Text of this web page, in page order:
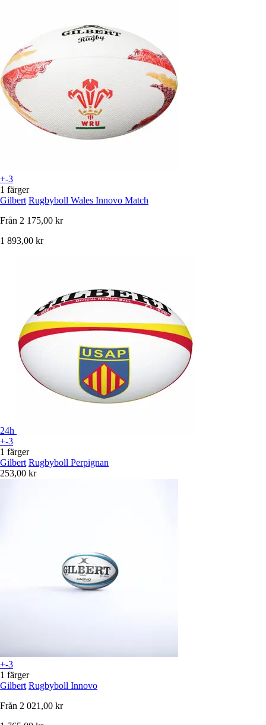
+-3
1 färger
Gilbert Rugbyboll Wales Innovo Match
Från 2 175,00 kr
1 893,00 kr
24h
+-3
1 färger
Gilbert Rugbyboll Perpignan
253,00 kr
+-3
1 färger
Gilbert Rugbyboll Innovo
Från 2 021,00 kr